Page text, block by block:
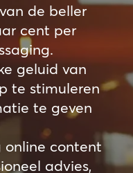
de beller
cent per
geluid van
te stimuleren
te geven
online content
advies,